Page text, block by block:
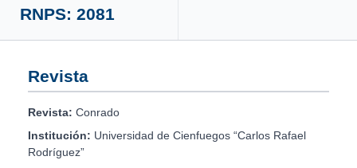
RNPS: 2081
Revista
Revista: Conrado
Institución: Universidad de Cienfuegos “Carlos Rafael
Rodríguez”